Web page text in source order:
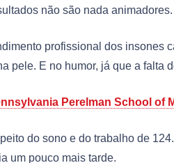
não são nada animadores.
profissional dos insones
pele. E no humor, já que a
Perelman School of
do sono e do trabalho de
um pouco mais tarde.